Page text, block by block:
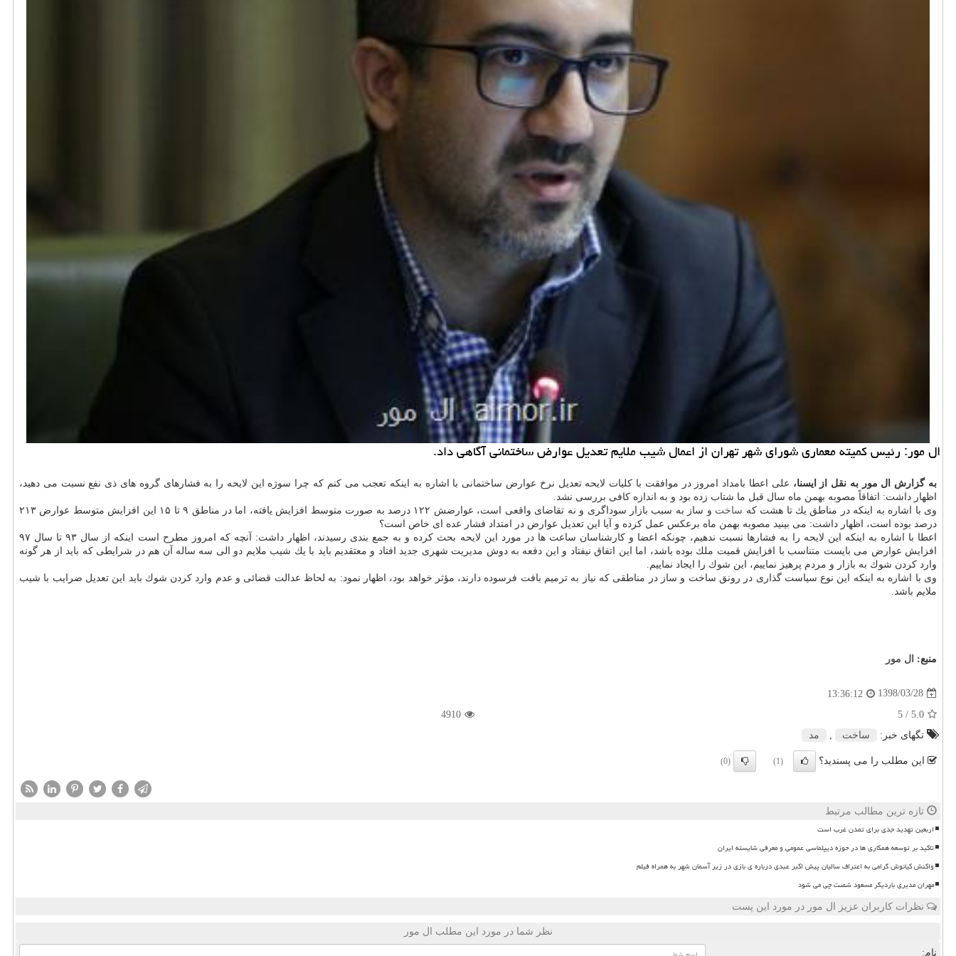
ال مور: رئیس كمیته معماری شورای شهر تهران از اعمال شیب ملایم تعدیل عوارض ساختمانی آگاهی داد.
به گزارش ال مور به نقل از ایسنا، علی اعطا بامداد امروز در موافقت با كلیات لایحه تعدیل نرخ عوارض ساختمانی با اشاره به اینكه تعجب می كنم كه چرا سوژه این لایحه را به فشارهای گروه های ذی نفع نسبت می دهید،
اظهار داشت: اتفاقاً مصوبه بهمن ماه سال قبل ما شتاب زده بود و به اندازه كافی بررسی نشد.
وی با اشاره به اینكه در مناطق یك تا هشت كه ساخت
و ساز به سبب بازار سوداگری و نه تقاضای واقعی است، عوارضش ۱۲۲ درصد به صورت متوسط افزایش یافته، اما در مناطق ۹ تا ۱۵ این افزایش متوسط عوارض ۲۱۳
درصد بوده است، اظهار داشت: می بینید مصوبه بهمن ماه برعكس عمل كرده و آیا این تعدیل عوارض در امتداد فشار عده ای خاص است؟
اعطا با اشاره به اینكه این لایحه را به فشارها نسبت ندهیم، چونكه اعضا و كارشناسان ساعت ها در مورد این لایحه بحث كرده و به جمع بندی رسیدند، اظهار داشت: آنچه كه امروز مطرح است اینكه از سال ۹۳ تا سال ۹۷
افزایش عوارض می بایست متناسب با افزایش قمیت ملك بوده باشد، اما این اتفاق نیفتاد و این دفعه به دوش مدیریت شهری جدید افتاد و معتقدیم باید با یك شیب ملایم دو الی سه ساله آن هم در شرایطی كه باید از هر گونه
وارد كردن شوك به بازار و مردم پرهیز نماییم، این شوك را ایجاد نماییم.
وی با اشاره به اینكه این نوع سیاست گذاری در رونق ساخت و ساز در مناطقی كه نیاز به ترمیم بافت فرسوده دارند، مؤثر خواهد بود، اظهار نمود: به لحاظ عدالت قضائی و عدم وارد كردن شوك باید این تعدیل ضرایب با شیب
ملایم باشد.
منبع: ال مور
1398/03/28
13:36:12
5.0
/ 5
4910
تگهای خبر:
ساخت مد
این مطلب را می پسندید؟ (1)
(0)
تازه ترین مطالب مرتبط
اربعین تهدید جدی برای تمدن غرب است
تاکید بر توسعه همکاری ها در حوزه دیپلماسی عمومی و معرفی شایسته ایران
واکنش کیانوش گرامی به اعتراف سالیان پیش اکبر عبدی درباره ی بازی در زیر آسمان شهر به همراه فیلم
مهران مدیری باردیگر مسعود شصت چی می شود
نظرات کاربران عزیز ال مور در مورد این پست
نظر شما در مورد این مطلب ال مور
نام: